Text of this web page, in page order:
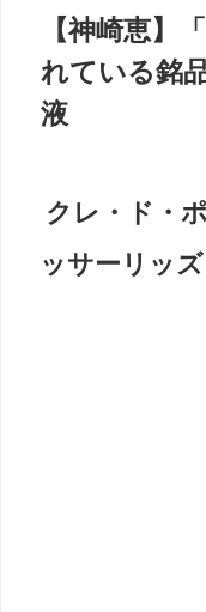
【神崎恵】
れている銘
液
クレ・ド・
ッサーリッズ